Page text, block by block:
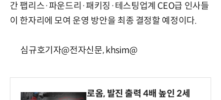
간 팹리스·파운드리·패키징·테스팅업계 CEO급 인사들
이 한자리에 모여 운영 방안을 최종 결정할 예정이다.
심규호기자@전자신문, khsim@
로옴, 발진 출력 4배 높인 2세